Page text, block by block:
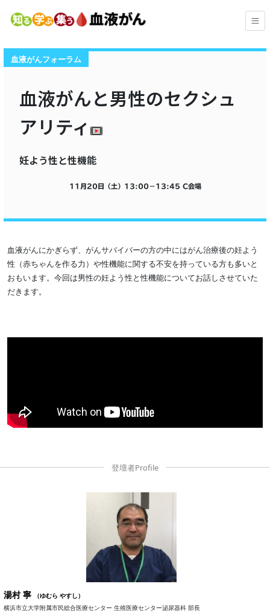
血液がんフォーラム
血液がんと男性のセクシュ
アリティ
妊よう性と性機能
11月20日（土） 13:00−13:45 C会場
血液がんにかぎらず、がんサバイバーの方の中にはがん治療後の妊よう
性（赤ちゃんを作る力）や性機能に関する不安を持っている方も多いと
おもいます。今回は男性の妊よう性と性機能についてお話しさせていた
だきます。
湯村 寧
（ゆむら やすし）
横浜市立大学附属市民総合医療センター 生殖医療センター泌尿器科 部長